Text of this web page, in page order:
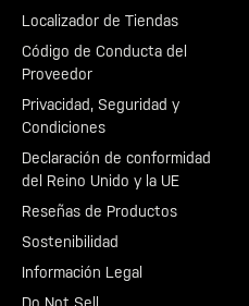
Localizador de Tiendas
Código de Conducta del
Proveedor
Privacidad, Seguridad y
Condiciones
Declaración de conformidad
del Reino Unido y la UE
Reseñas de Productos
Sostenibilidad
Información Legal
Do Not Sell